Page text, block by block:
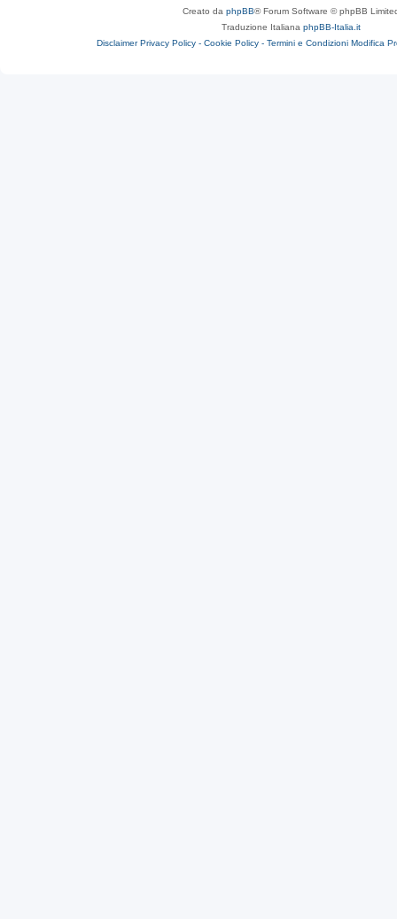
Creato da phpBB® Forum Software © phpBB
Traduzione Italiana phpBB-Italia.it
Disclaimer Privacy Policy - Cookie Policy - Termini e Condizioni Modifica